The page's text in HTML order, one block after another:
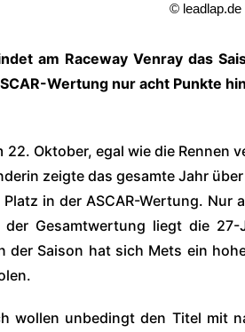
© leadlap.de
am Raceway Venray das
Wertung nur acht Punkte
22. Oktober, egal wie die Rennen
zeigte das gesamte Jahr
in der ASCAR-Wertung.
der Gesamtwertung liegt die
der Saison hat sich Mets ein
wollen unbedingt den Titel mit